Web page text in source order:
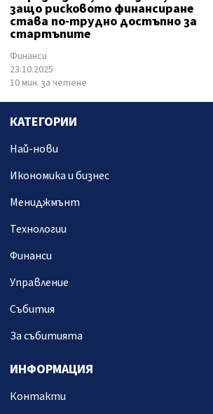
защо рисковото финансиране
става по-трудно достъпно за
стартъпите
Финанси
23.10.2025
10 мин. за четене
КАТЕГОРИИ
Най-нови
Икономика и бизнес
Мениджмънт
Технологии
Финанси
Управление
Събития
За събитията
ИНФОРМАЦИЯ
Контакти